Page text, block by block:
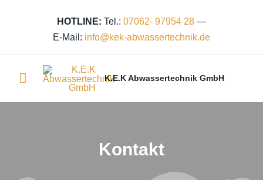
HOTLINE: Tel.: 07062- 97954 28 —
E-Mail: info@kek‑abwassertechnik.de
K.E.K Abwassertechnik GmbH
Hauptmenü
Kontakt